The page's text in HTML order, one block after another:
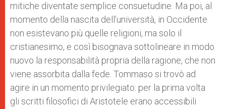
mitiche diventate semplice consuetudine. Ma poi, al
momento della nascita dell’università, in Occidente
non esistevano più quelle religioni, ma solo il
cristianesimo, e così bisognava sottolineare in modo
nuovo la responsabilità propria della ragione, che non
viene assorbita dalla fede. Tommaso si trovò ad
agire in un momento privilegiato: per la prima volta
gli scritti filosofici di Aristotele erano accessibili